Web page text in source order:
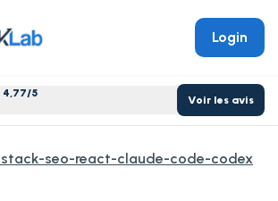
Login
4,77/5
Voir les avis
stack-seo-react-claude-code-codex